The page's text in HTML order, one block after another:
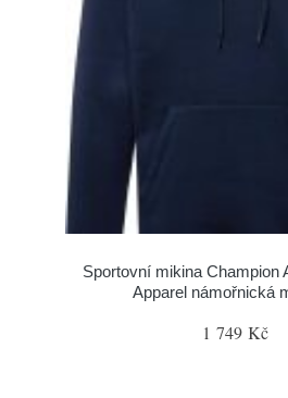
Sportovní mikina Champion
Apparel námořnická
1 749 Kč